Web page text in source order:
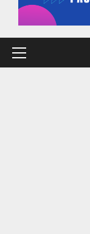
Primary